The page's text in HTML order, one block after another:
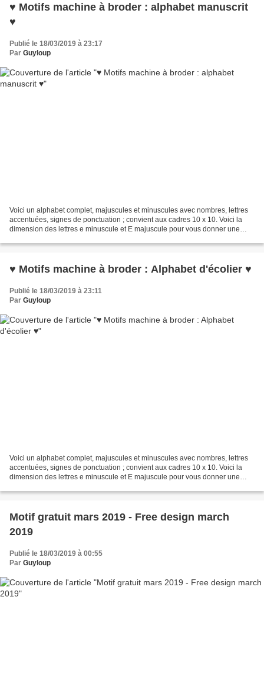
♥ Motifs machine à broder : alphabet manuscrit
♥
Publié le 18/03/2019 à 23:17
Par Guyloup
Voici un alphabet complet, majuscules et minuscules avec nombres, lettres
accentuées, signes de ponctuation ; convient aux cadres 10 x 10. Voici la
dimension des lettres e minuscule et E majuscule pour vous donner une
♥ Motifs machine à broder : Alphabet d'écolier ♥
Publié le 18/03/2019 à 23:11
Par Guyloup
Voici un alphabet complet, majuscules et minuscules avec nombres, lettres
accentuées, signes de ponctuation ; convient aux cadres 10 x 10. Voici la
dimension des lettres e minuscule et E majuscule pour vous donner une
Motif gratuit mars 2019 - Free design march
2019
Publié le 18/03/2019 à 00:55
Par Guyloup